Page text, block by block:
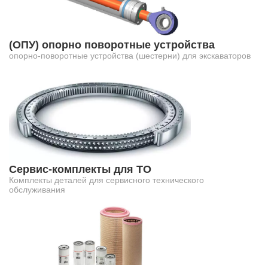
(ОПУ) опорно поворотные устройства
опорно-поворотные устройства (шестерни) для экскаваторов
Сервис-комплекты для ТО
Комплекты деталей для сервисного технического
обслуживания